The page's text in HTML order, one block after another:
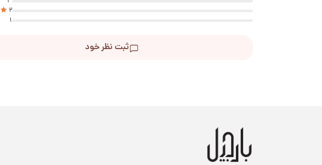
2
1
ثبت نظر خود